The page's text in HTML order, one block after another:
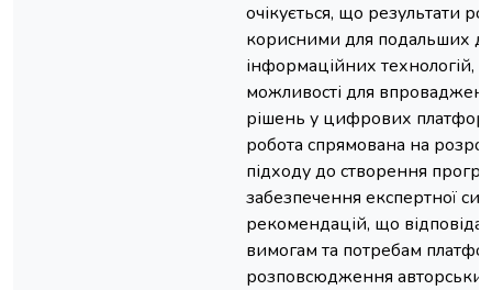
очікується, що результати
корисними для подальших
інформаційних технологій,
можливості для
рішень у цифрових
робота спрямована на
підходу до створення
забезпечення експертної
рекомендацій, що
вимогам та потребам
розповсюдження